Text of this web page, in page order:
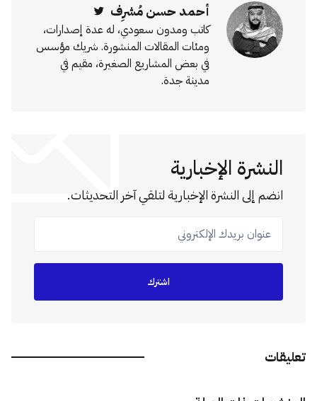
أحمد حسن مُشرِف
كاتب ومدون سعودي، له عدة إصدارات،
ومئات المقالات المنشورة. شريك مؤسس
في بعض المشاريع الصغيرة، مقيم في
مدينة جدة.
النشرة الإخبارية
انضم إلى النشرة الإخبارية لتلقي آخر التحديثات.
عنوان بريدك الإلكتروني
اشترك
تعليقات